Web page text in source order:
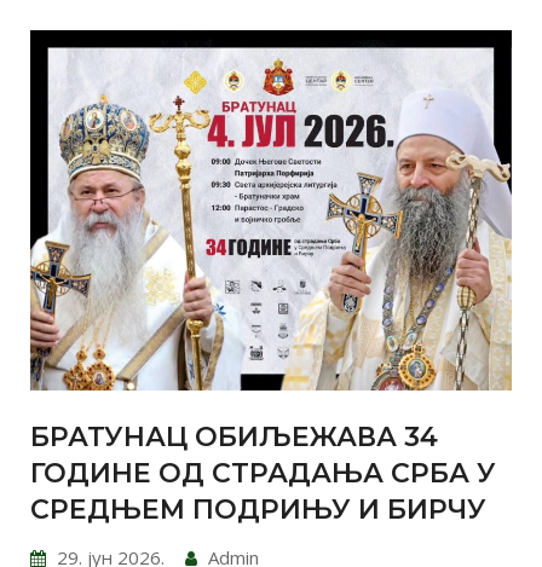
БРАТУНАЦ ОБИЉЕЖАВА 34
ГОДИНЕ ОД СТРАДАЊА СРБА У
СРЕДЊЕМ ПОДРИЊУ И БИРЧУ
29. јун 2026. Admin